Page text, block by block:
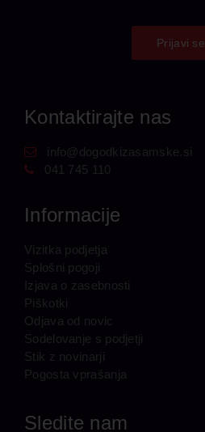
Prijavi se
Kontaktirajte nas
info@dogodkizasamske.si
041 745 110
Informacije
Vizitka podjetja
Splošni pogoji
Izjava o zasebnosti
Piškotki
Odjava od novic
Sodelovanje s podjetji
Stik z novinarji
Pogosta vprašanja
Sledite nam